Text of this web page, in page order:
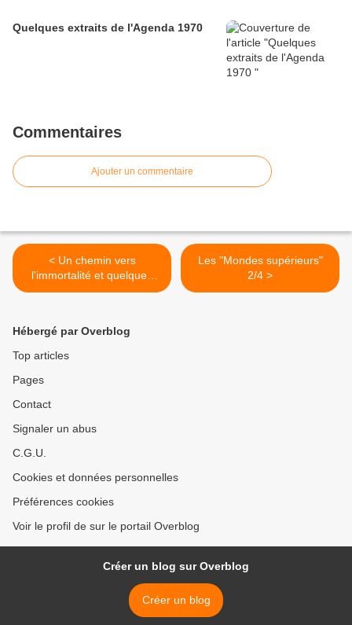
Quelques extraits de l'Agenda 1970
Commentaires
Ajouter un commentaire
< Un chemin vers
l'immortalité et quelques
définitions
Les "Mondes supérieurs"
2/4 >
Hébergé par Overblog
Top articles
Pages
Contact
Signaler un abus
C.G.U.
Cookies et données personnelles
Préférences cookies
Voir le profil de sur le portail Overblog
Créer un blog sur Overblog
Créer un blog